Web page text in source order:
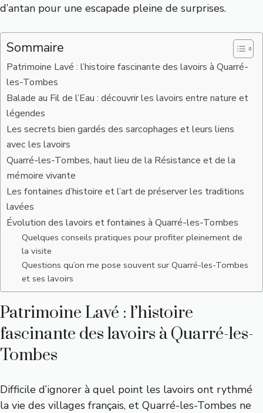
d’antan pour une escapade pleine de surprises.
Sommaire
Patrimoine Lavé : l’histoire fascinante des lavoirs à Quarré-
les-Tombes
Balade au Fil de l’Eau : découvrir les lavoirs entre nature et
légendes
Les secrets bien gardés des sarcophages et leurs liens
avec les lavoirs
Quarré-les-Tombes, haut lieu de la Résistance et de la
mémoire vivante
Les fontaines d’histoire et l’art de préserver les traditions
lavées
Évolution des lavoirs et fontaines à Quarré-les-Tombes
Quelques conseils pratiques pour profiter pleinement de
la visite
Questions qu’on me pose souvent sur Quarré-les-Tombes
et ses lavoirs
Patrimoine Lavé : l’histoire
fascinante des lavoirs à Quarré-les-
Tombes
Difficile d’ignorer à quel point les lavoirs ont rythmé
la vie des villages français, et Quarré-les-Tombes ne